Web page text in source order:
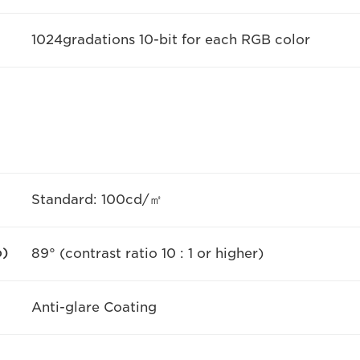
1024gradations 10-bit for each RGB color
Standard: 100cd/㎡
89° (contrast ratio 10 : 1 or higher)
Anti-glare Coating